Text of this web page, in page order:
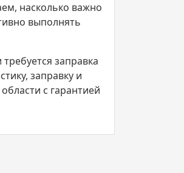
насколько важно
выполнять
заправка
заправку и
с гарантией